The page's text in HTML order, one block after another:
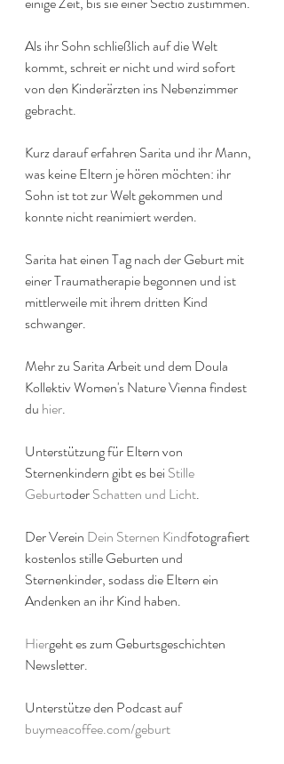
Als ihr Sohn schließlich auf die Welt
kommt, schreit er nicht und wird sofort
von den Kinderärzten ins Nebenzimmer
gebracht.
Kurz darauf erfahren Sarita und ihr Mann,
was keine Eltern je hören möchten: ihr
Sohn ist tot zur Welt gekommen und
konnte nicht reanimiert werden.
Sarita hat einen Tag nach der Geburt mit
einer Traumatherapie begonnen und ist
mittlerweile mit ihrem dritten Kind
schwanger.
Mehr zu Sarita Arbeit und dem Doula
Kollektiv Women's Nature Vienna findest
du hier.
Unterstützung für Eltern von
Sternenkindern gibt es bei Stille
Geburtoder Schatten und Licht.
Der Verein Dein Sternen Kindfotografiert
kostenlos stille Geburten und
Sternenkinder, sodass die Eltern ein
Andenken an ihr Kind haben.
Hiergeht es zum Geburtsgeschichten
Newsletter.
Unterstütze den Podcast auf
buymeacoffee.com/geburt